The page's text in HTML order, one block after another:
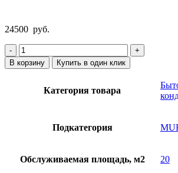
24500 руб.
Количество
товара
Кондиционер
SAS07MR1-
В корзину Купить в один клик
Категория товара
Подкатегория
Обслуживаемая площадь, м2 20